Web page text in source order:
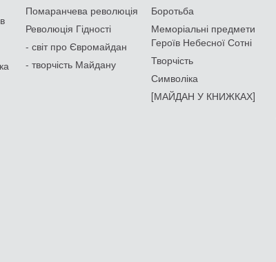
Помаранчева революція
Революція Гідності
- світ про Євромайдан
- творчість Майдану
Боротьба
Меморіальні предмети
Героїв Небесної Сотні
Творчість
Символіка
[МАЙДАН У КНИЖКАХ]